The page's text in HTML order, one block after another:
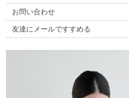
お問い合わせ
友達にメールですすめる